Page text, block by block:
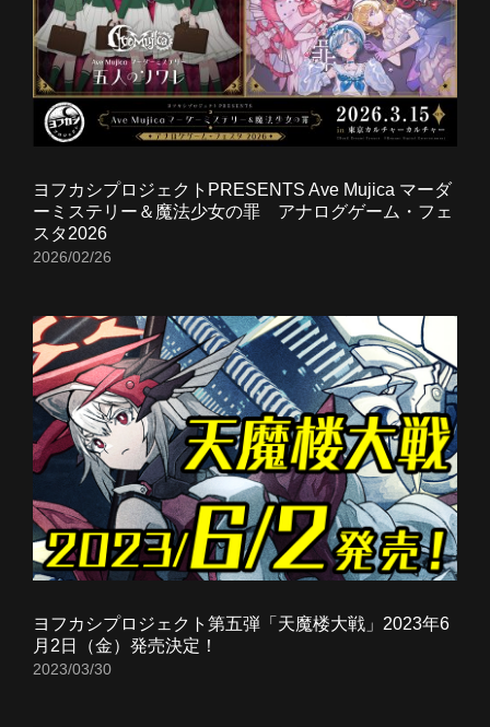
ヨフカシプロジェクトPRESENTS Ave Mujica マーダ
ーミステリー＆魔法少女の罪 アナログゲーム・フェ
スタ2026
2026/02/26
ヨフカシプロジェクト第五弾「天魔楼大戦」2023年6
月2日（金）発売決定！
2023/03/30